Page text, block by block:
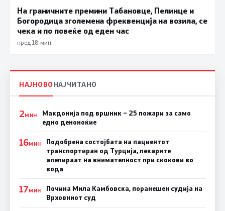
На граничните премини Табановце, Пелинце и
Богородица зголемена фреквенција на возила, се
чека и по повеќе од еден час
пред 18 мин.
НАЈНОВОНАЈЧИТАНО
2МИН
Макдонија под вршник – 25 пожари за само
едно деноноќие
16МИН
Подобрена состојбата на пациентот
транспортиран од Турција, лекарите
апелираат на внимателност при скокови во
вода
17МИН
Почина Мила Камбовска, поранешен судија на
Врховниот суд